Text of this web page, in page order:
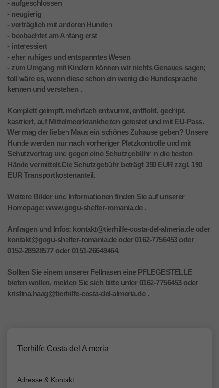
- aufgeschlossen
- neugierig
- verträglich mit anderen Hunden
- beobachtet am Anfang erst
- interessiert
- eher ruhiges und entspanntes Wesen
- zum Umgang mit Kindern können wir nichts Genaues sagen;
toll wäre es, wenn diese schon ein wenig die Hundesprache
kennen und verstehen .
Komplett geimpft, mehrfach entwurmt, entfloht, gechipt,
kastriert, auf Mittelmeerkrankheiten getestet und mit EU-Pass.
Wer mag der lieben Maus ein schönes Zuhause geben? Unsere
Hunde werden nur nach vorheriger Platzkontrolle und mit
Schutzvertrag und gegen eine Schutzgebühr in die besten
Hände vermittelt.Die Schutzgebühr beträgt 390 EUR zzgl. 190
EUR Transportkostenanteil.
Weitere Bilder und Informationen finden Sie auf unserer
Homepage: www.gogu-shelter-romania.de .
Anfragen und Infos: kontakt@tierhilfe-costa-del-almeria.de oder
kontakt@gogu-shelter-romania.de oder 0162-7756453 oder
0152-28928577 oder 0151-26649464.
Sollten Sie einem unserer Fellnasen eine PFLEGESTELLE
bieten wollen, melden Sie sich bitte unter 0162-7756453 oder
kristina.haag@tierhilfe-costa-del-almeria.de .
Tierhilfe Costa del Almeria
Adresse & Kontakt